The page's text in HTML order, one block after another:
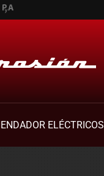
ELÉCTRICOS